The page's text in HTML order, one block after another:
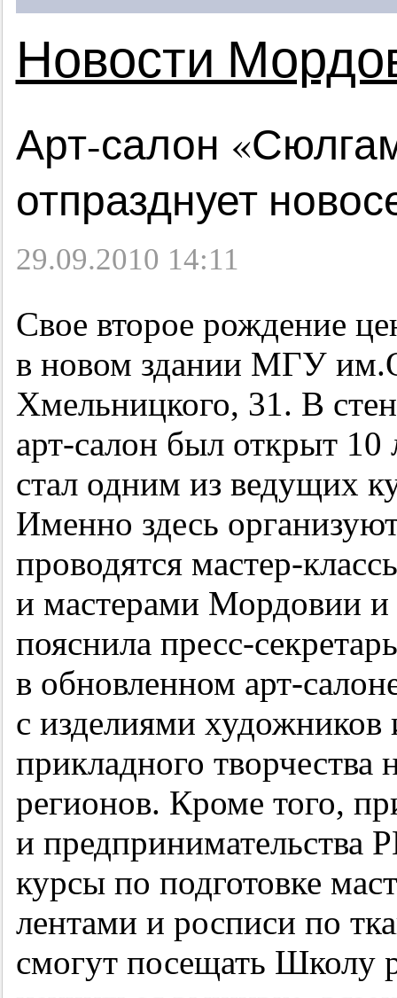
Новости
Арт-салон
отпразднует
29.09.2010 14:11
Свое второе рождение
в новом здании МГУ
Хмельницкого, 31. В
арт-салон был открыт 10
стал одним из ведущих
Именно здесь
проводятся мастер-
и мастерами Мордовии и
пояснила пресс-
в обновленном арт-
с изделиями художников
прикладного
регионов. Кроме того,
и предпринимательства
курсы по подготовке
лентами и росписи по
смогут посещать Школу